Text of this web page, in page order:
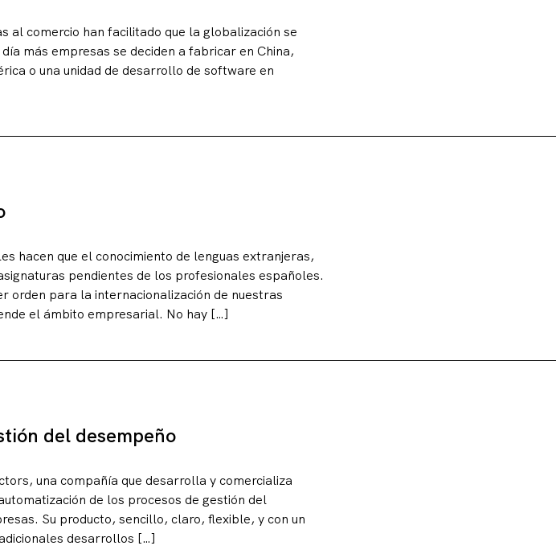
al comercio han facilitado que la globalización se
más empresas se deciden a fabricar en China,
o una unidad de desarrollo de software en
hacen que el conocimiento de lenguas extranjeras,
pendientes de los profesionales españoles.
orden para la internacionalización de nuestras
el ámbito empresarial. No hay […]
del desempeño
una compañía que desarrolla y comercializa
de los procesos de gestión del
Su producto, sencillo, claro, flexible, y con un
desarrollos […]